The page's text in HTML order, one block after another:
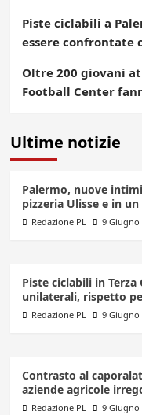
Piste ciclabili a
essere
Oltre 200 giovani
Football Center
Ultime notizie
Palermo, nuove
pizzeria Ulisse e in
Redazione PL 9 Giugno
Piste ciclabili in Terza
unilaterali, rispetto
Redazione PL 9 Giugno
Contrasto al
aziende agricole
Redazione PL 9 Giugno